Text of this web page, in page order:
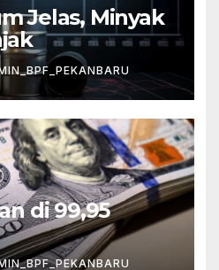
Jelas, Minyak
di 99,95